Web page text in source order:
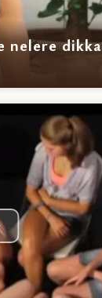
nelere